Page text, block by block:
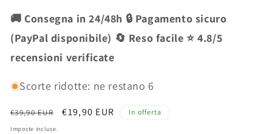
🚚 Consegna in 24/48h 🔒 Pagamento sicuro
(PayPal disponibile) 🔄 Reso facile ⭐ 4.8/5
recensioni verificate
Scorte ridotte: ne restano 6
Prezzo
di
€39,90 EUR
Prezzo
€19,90 EUR In offerta
Imposte incluse.